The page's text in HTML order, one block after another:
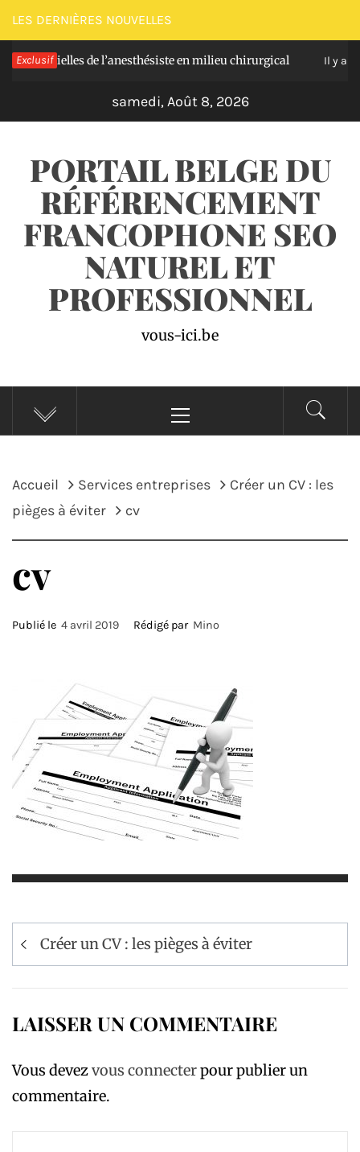
Passer
au
contenu
LES DERNIÈRES NOUVELLES
Exclusifde l’anesthésiste en milieu chirurgical Il y a 4 jours
samedi, Août 8, 2026
PORTAIL BELGE DU
RÉFÉRENCEMENT
FRANCOPHONE SEO
NATUREL ET
PROFESSIONNEL
vous-ici.be
principal
Accueil Services entreprises
Créer un CV : les
pièges à éviter
cv
cv
Publié le 4 avril 2019 Rédigé par Mino
Navigation
de
Créer un CV : les pièges à éviter
LAISSER UN COMMENTAIRE
Vous devezvous connecterpour publier un
commentaire.